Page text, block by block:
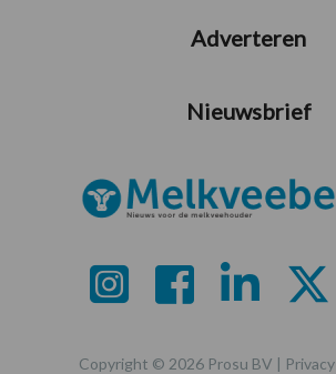
Adverteren
Nieuwsbrief
Copyright © 2026 Prosu BV | Privacy